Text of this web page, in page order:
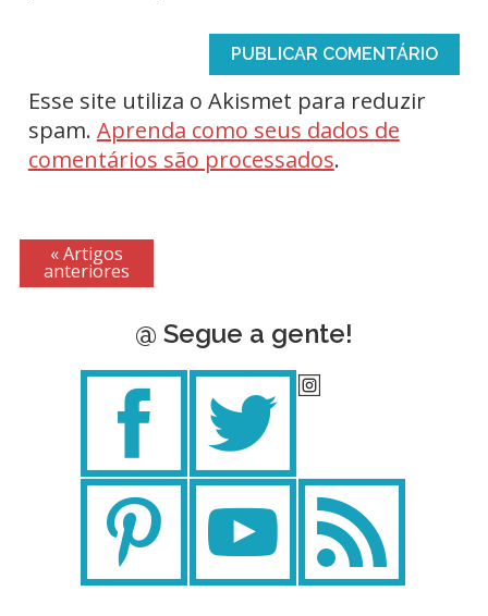
Esse site utiliza o Akismet para reduzir
spam. Aprenda como seus dados de
comentários são processados.
« Artigos
anteriores
@ Segue a gente!